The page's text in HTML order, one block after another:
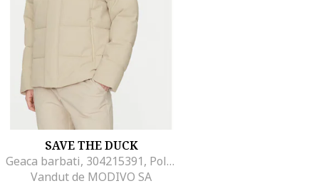
SAVE THE DUCK
Geaca barbati, 304215391, Poliester, Bej, Bej
Vandut de MODIVO SA